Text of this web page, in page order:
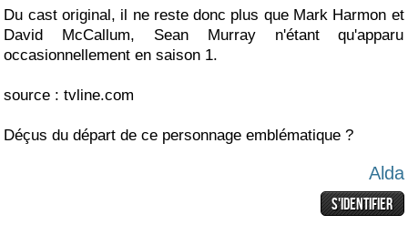
Du cast original, il ne reste donc plus que Mark Harmon et
David McCallum, Sean Murray n'étant qu'apparu
occasionnellement en saison 1.
source : tvline.com
Déçus du départ de ce personnage emblématique ?
Alda